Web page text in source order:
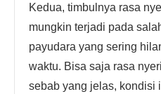
Kedua, timbulnya rasa
mungkin terjadi pada
payudara yang sering
waktu. Bisa saja rasa
sebab yang jelas, kondisi